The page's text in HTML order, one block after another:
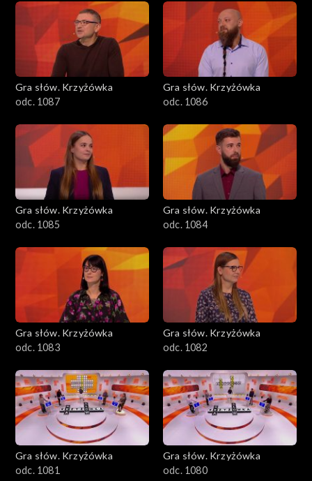
Gra słów. Krzyżówka
odc. 1087
Gra słów. Krzyżówka
odc. 1086
Gra słów. Krzyżówka
odc. 1085
Gra słów. Krzyżówka
odc. 1084
Gra słów. Krzyżówka
odc. 1083
Gra słów. Krzyżówka
odc. 1082
Gra słów. Krzyżówka
odc. 1081
Gra słów. Krzyżówka
odc. 1080